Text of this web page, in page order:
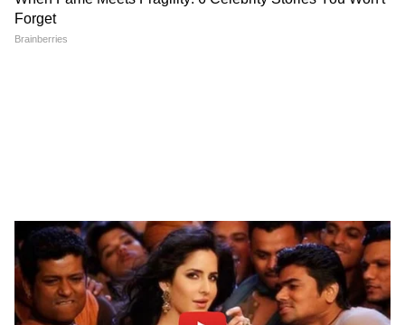
চিকিৎসা করাতে যান না, যান কেবল প্রান্তিক
মানুষ। তাই গরিব মানুষের জন্য হাসপাতালের
পরিবেশ ও পরিষেবা উন্নত করা জরুরি। রাজ্যে বার্ন
ইউনিটের দুর্বল পরিকাঠামো দ্রুত উন্নত করার